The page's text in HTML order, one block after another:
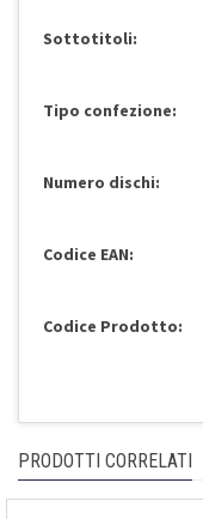
Sottotitoli:
Tipo confezione:
Numero dischi:
Codice EAN:
Codice Prodotto:
PRODOTTI CORRELATI